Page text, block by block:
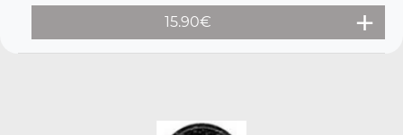
15.90€